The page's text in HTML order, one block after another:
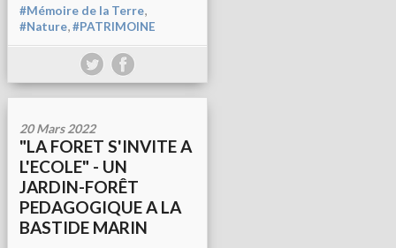
#Mémoire de la Terre,
#Nature,#PATRIMOINE
20 Mars 2022
"LA FORET S'INVITE A
L'ECOLE" - UN
JARDIN-FORÊT
PEDAGOGIQUE A LA
BASTIDE MARIN